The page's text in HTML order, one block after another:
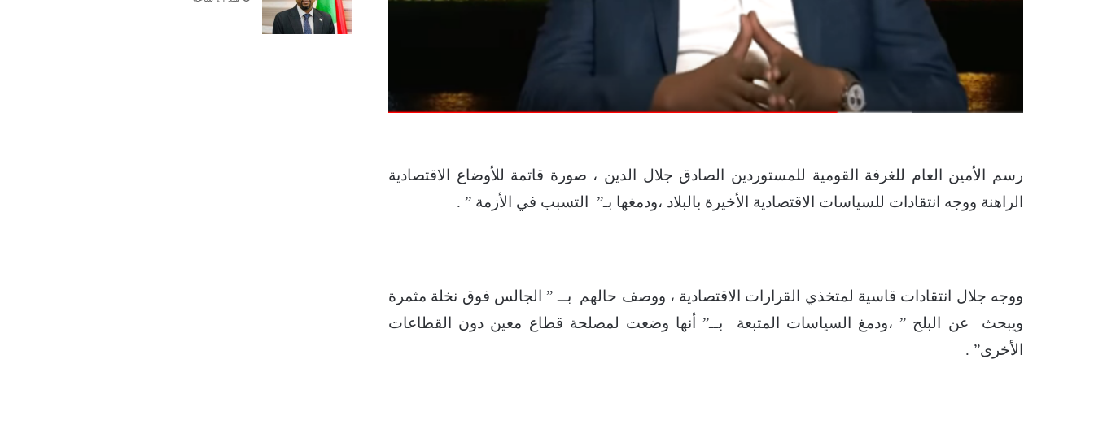
رسم الأمين العام للغرفة القومية للمستوردين الصادق جلال الدين ، صورة قاتمة للأوضاع الاقتصادية
الراهنة ووجه انتقادات للسياسات الاقتصادية الأخيرة بالبلاد ،ودمغها بـ” التسبب في الأزمة ” .
ووجه جلال انتقادات قاسية لمتخذي القرارات الاقتصادية ، ووصف حالهم بــ ” الجالس فوق نخلة مثمرة
ويبحث عن البلح ” ،ودمغ السياسات المتبعة بــ” أنها وضعت لمصلحة قطاع معين دون القطاعات
الأخرى” .